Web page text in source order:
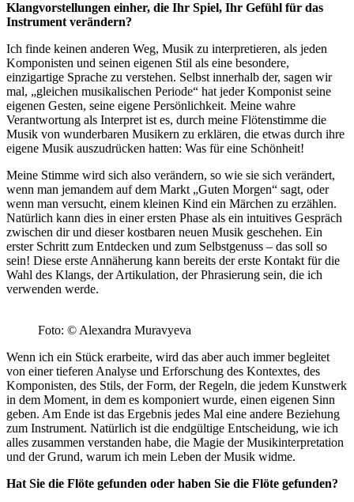
Klangvorstellungen einher, die Ihr Spiel, Ihr Gefühl für das
Instrument verändern?
Ich finde keinen anderen Weg, Musik zu interpretieren, als jeden
Komponisten und seinen eigenen Stil als eine besondere,
einzigartige Sprache zu verstehen. Selbst innerhalb der, sagen wir
mal, „gleichen musikalischen Periode“ hat jeder Komponist seine
eigenen Gesten, seine eigene Persönlichkeit. Meine wahre
Verantwortung als Interpret ist es, durch meine Flötenstimme die
Musik von wunderbaren Musikern zu erklären, die etwas durch ihre
eigene Musik auszudrücken hatten: Was für eine Schönheit!
Meine Stimme wird sich also verändern, so wie sie sich verändert,
wenn man jemandem auf dem Markt „Guten Morgen“ sagt, oder
wenn man versucht, einem kleinen Kind ein Märchen zu erzählen.
Natürlich kann dies in einer ersten Phase als ein intuitives Gespräch
zwischen dir und dieser kostbaren neuen Musik geschehen. Ein
erster Schritt zum Entdecken und zum Selbstgenuss – das soll so
sein! Diese erste Annäherung kann bereits der erste Kontakt für die
Wahl des Klangs, der Artikulation, der Phrasierung sein, die ich
verwenden werde.
Foto: © Alexandra Muravyeva
Wenn ich ein Stück erarbeite, wird das aber auch immer begleitet
von einer tieferen Analyse und Erforschung des Kontextes, des
Komponisten, des Stils, der Form, der Regeln, die jedem Kunstwerk
in dem Moment, in dem es komponiert wurde, einen eigenen Sinn
geben. Am Ende ist das Ergebnis jedes Mal eine andere Beziehung
zum Instrument. Natürlich ist die endgültige Entscheidung, wie ich
alles zusammen verstanden habe, die Magie der Musikinterpretation
und der Grund, warum ich mein Leben der Musik widme.
Hat Sie die Flöte gefunden oder haben Sie die Flöte gefunden?